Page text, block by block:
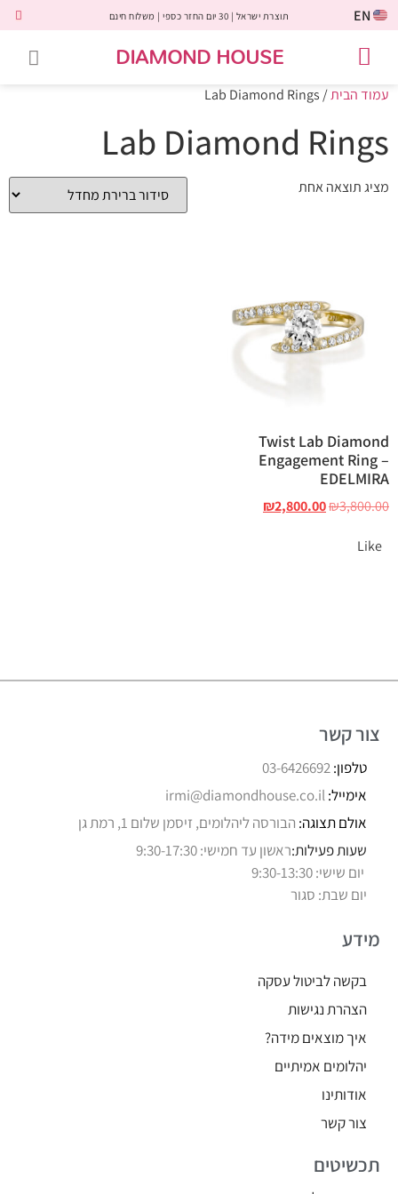
EN תוצרת ישראל | 30 יום החזר כספי | משלוח חינם
DIAMOND HOUSE
עמוד הבית/ Lab Diamond Rings
Lab Diamond Rings
מציג תוצאה אחת
Twist Lab Diamond
Engagement Ring –
EDELMIRA
₪3,800.00
₪2,800.00
Like
צור קשר
טלפון:03-6426692
אימייל:irmi@diamondhouse.co.il
אולם תצוגה: הבורסה ליהלומים, זיסמן שלום 1, רמת גן
שעות פעילות:ראשון עד חמישי: 9:30-17:30
יום שישי: 9:30-13:30
יום שבת: סגור
מידע
בקשה לביטול עסקה
הצהרת נגישות
איך מוצאים מידה?
יהלומים אמיתיים
אודותינו
צור קשר
תכשיטים